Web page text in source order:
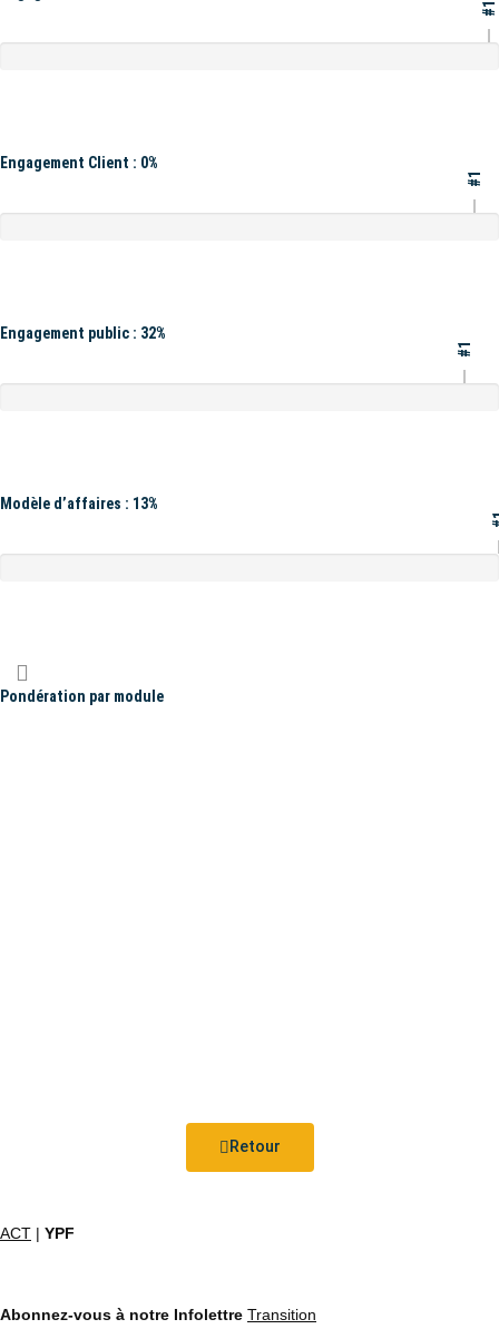
#1
Engagement Client : 0%
#1
Engagement public : 32%
#1
Modèle d’affaires : 13%
Pondération par module
Retour
ACT | YPF
Abonnez-vous à notre Infolettre Transition